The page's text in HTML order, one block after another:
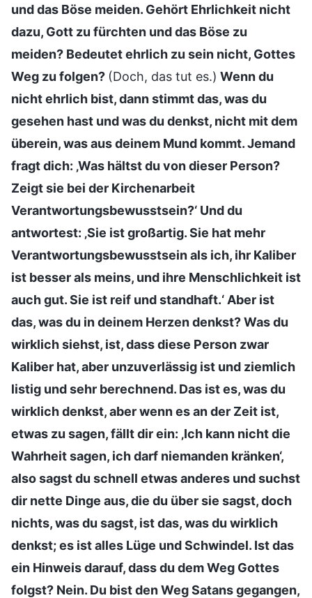
und das Böse meiden. Gehört Ehrlichkeit nicht
dazu, Gott zu fürchten und das Böse zu
meiden? Bedeutet ehrlich zu sein nicht, Gottes
Weg zu folgen? (Doch, das tut es.) Wenn du
nicht ehrlich bist, dann stimmt das, was du
gesehen hast und was du denkst, nicht mit dem
überein, was aus deinem Mund kommt. Jemand
fragt dich: ‚Was hältst du von dieser Person?
Zeigt sie bei der Kirchenarbeit
Verantwortungsbewusstsein?‘ Und du
antwortest: ‚Sie ist großartig. Sie hat mehr
Verantwortungsbewusstsein als ich, ihr Kaliber
ist besser als meins, und ihre Menschlichkeit ist
auch gut. Sie ist reif und standhaft.‘ Aber ist
das, was du in deinem Herzen denkst? Was du
wirklich siehst, ist, dass diese Person zwar
Kaliber hat, aber unzuverlässig ist und ziemlich
listig und sehr berechnend. Das ist es, was du
wirklich denkst, aber wenn es an der Zeit ist,
etwas zu sagen, fällt dir ein: ‚Ich kann nicht die
Wahrheit sagen, ich darf niemanden kränken‘,
also sagst du schnell etwas anderes und suchst
dir nette Dinge aus, die du über sie sagst, doch
nichts, was du sagst, ist das, was du wirklich
denkst; es ist alles Lüge und Schwindel. Ist das
ein Hinweis darauf, dass du dem Weg Gottes
folgst? Nein. Du bist den Weg Satans gegangen,